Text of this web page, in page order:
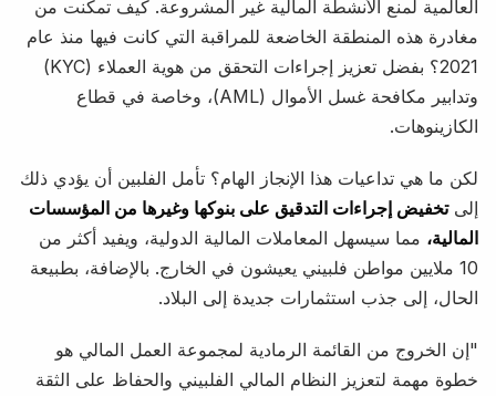
العالمية لمنع الأنشطة المالية غير المشروعة. كيف تمكنت من
مغادرة هذه المنطقة الخاضعة للمراقبة التي كانت فيها منذ عام
2021؟ بفضل تعزيز إجراءات التحقق من هوية العملاء (KYC)
وتدابير مكافحة غسل الأموال (AML)، وخاصة في قطاع
الكازينوهات.
لكن ما هي تداعيات هذا الإنجاز الهام؟ تأمل الفلبين أن يؤدي ذلك
إلىتخفيض إجراءات التدقيق على بنوكها وغيرها من المؤسسات
المالية، مما سيسهل المعاملات المالية الدولية، ويفيد أكثر من
10 ملايين مواطن فلبيني يعيشون في الخارج. بالإضافة، بطبيعة
الحال، إلى جذب استثمارات جديدة إلى البلاد.
"إن الخروج من القائمة الرمادية لمجموعة العمل المالي هو
خطوة مهمة لتعزيز النظام المالي الفلبيني والحفاظ على الثقة